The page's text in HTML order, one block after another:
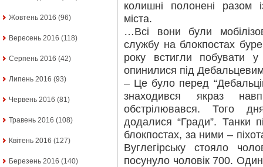
Жовтень 2016 (96)
Вересень 2016 (118)
Серпень 2016 (42)
Липень 2016 (93)
Червень 2016 (81)
Травень 2016 (108)
Квітень 2016 (127)
Березень 2016 (140)
колишні полонені разом
міста.
…Всі вони були
службу на блокпостах
року встигли побувати у
опинилися під
– Це було перед
знаходився якраз
обстрілювався. Того
додалися “Гради”. Танки
блокпостах, за ними –
Вуглегірську стояло
посунуло чоловік 700. Один